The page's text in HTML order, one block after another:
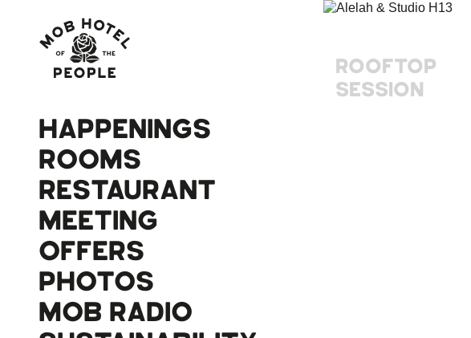
HAPPENINGS
ROOMS
RESTAURANT
MEETING
OFFERS
PHOTOS
MOB RADIO
ROOFTOP
SESSION